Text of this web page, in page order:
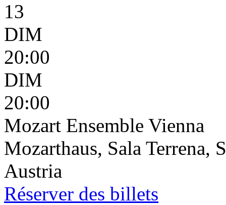
13
DIM
20:00
DIM
20:00
Mozart Ensemble Vienna
Mozarthaus, Sala Terrena,
Austria
Réserver des billets